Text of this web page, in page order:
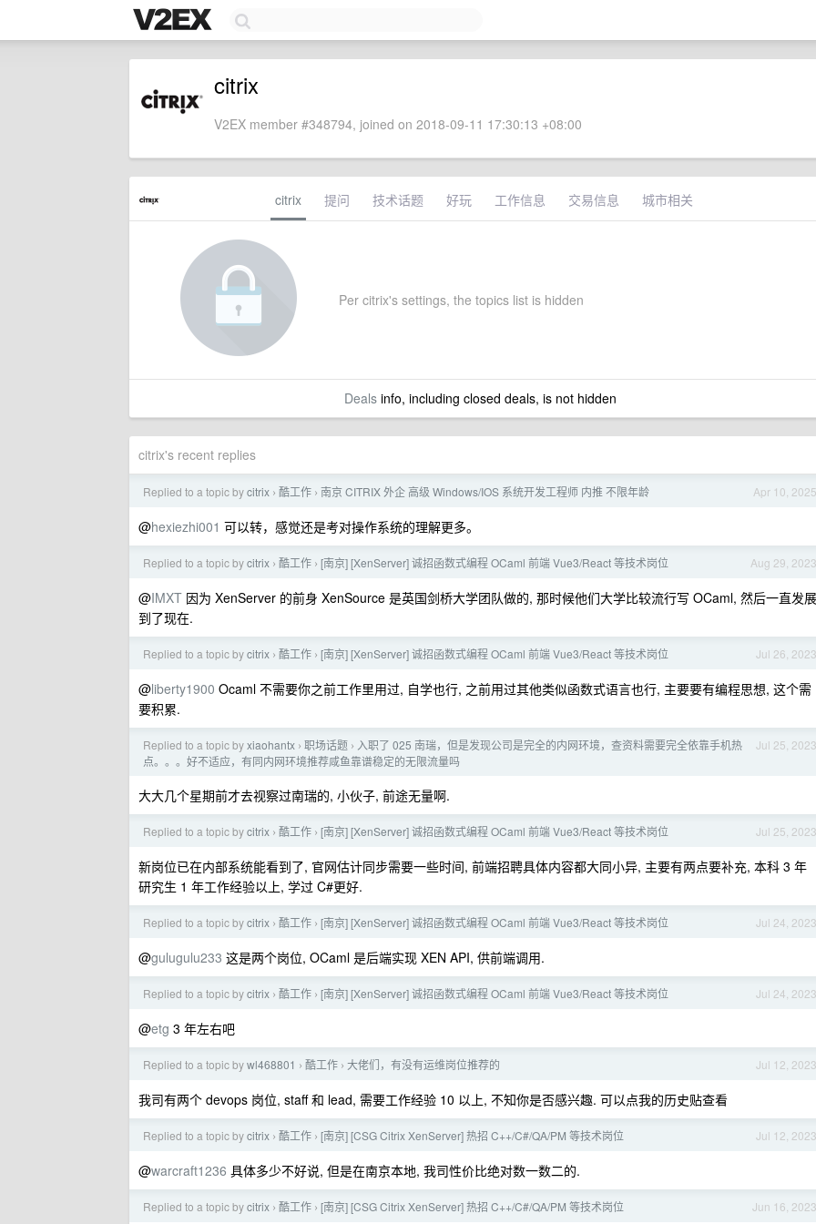
citrix
V2EX member #348794, joined on 2018-09-11 17:30:13 +08:00
citrix 提问 技术话题 好玩 工作信息 交易信息 城市相关
Per citrix's settings, the topics list is hidden
Dealsinfo, including closed deals, is not hidden
citrix's recent replies
Apr 10, 2025
Replied to a topic bycitrix › 酷工作 › 南京 CITRIX 外企 高级 Windows/IOS 系统开发工程师 内推 不限年龄
@hexiezhi001 可以转，感觉还是考对操作系统的理解更多。
Aug 29, 2023
Replied to a topic bycitrix › 酷工作 › [南京] [XenServer] 诚招函数式编程 OCaml 前端 Vue3/React 等技术岗位
@IMXT 因为 XenServer 的前身 XenSource 是英国剑桥大学团队做的, 那时候他们大学比较流行写 OCaml, 然后一直发展
到了现在.
Jul 26, 2023
Replied to a topic bycitrix › 酷工作 › [南京] [XenServer] 诚招函数式编程 OCaml 前端 Vue3/React 等技术岗位
@liberty1900 Ocaml 不需要你之前工作里用过, 自学也行, 之前用过其他类似函数式语言也行, 主要要有编程思想, 这个需
要积累.
Jul 25, 2023
Replied to a topic byxiaohantx › 职场话题 › 入职了 025 南瑞，但是发现公司是完全的内网环境，查资料需要完全依靠手机热
点。。。好不适应，有同内网环境推荐咸鱼靠谱稳定的无限流量吗
大大几个星期前才去视察过南瑞的, 小伙子, 前途无量啊.
Jul 25, 2023
Replied to a topic bycitrix › 酷工作 › [南京] [XenServer] 诚招函数式编程 OCaml 前端 Vue3/React 等技术岗位
新岗位已在内部系统能看到了, 官网估计同步需要一些时间, 前端招聘具体内容都大同小异, 主要有两点要补充, 本科 3 年
研究生 1 年工作经验以上, 学过 C#更好.
Jul 24, 2023
Replied to a topic bycitrix › 酷工作 › [南京] [XenServer] 诚招函数式编程 OCaml 前端 Vue3/React 等技术岗位
@gulugulu233 这是两个岗位, OCaml 是后端实现 XEN API, 供前端调用.
Jul 24, 2023
Replied to a topic bycitrix › 酷工作 › [南京] [XenServer] 诚招函数式编程 OCaml 前端 Vue3/React 等技术岗位
@etg 3 年左右吧
Jul 12, 2023
Replied to a topic bywl468801 › 酷工作 › 大佬们，有没有运维岗位推荐的
我司有两个 devops 岗位, staff 和 lead, 需要工作经验 10 以上, 不知你是否感兴趣. 可以点我的历史贴查看
Jul 12, 2023
Replied to a topic bycitrix › 酷工作 › [南京] [CSG Citrix XenServer] 热招 C++/C#/QA/PM 等技术岗位
@warcraft1236 具体多少不好说, 但是在南京本地, 我司性价比绝对数一数二的.
Jun 16, 2023
Replied to a topic bycitrix › 酷工作 › [南京] [CSG Citrix XenServer] 热招 C++/C#/QA/PM 等技术岗位